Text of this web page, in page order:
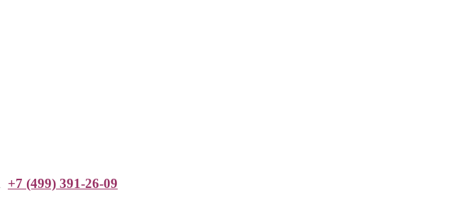
+7 (499) 391-26-09